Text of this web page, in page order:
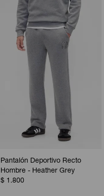
Pantalón Deportivo Recto
Hombre - Heather Grey
$ 1.800